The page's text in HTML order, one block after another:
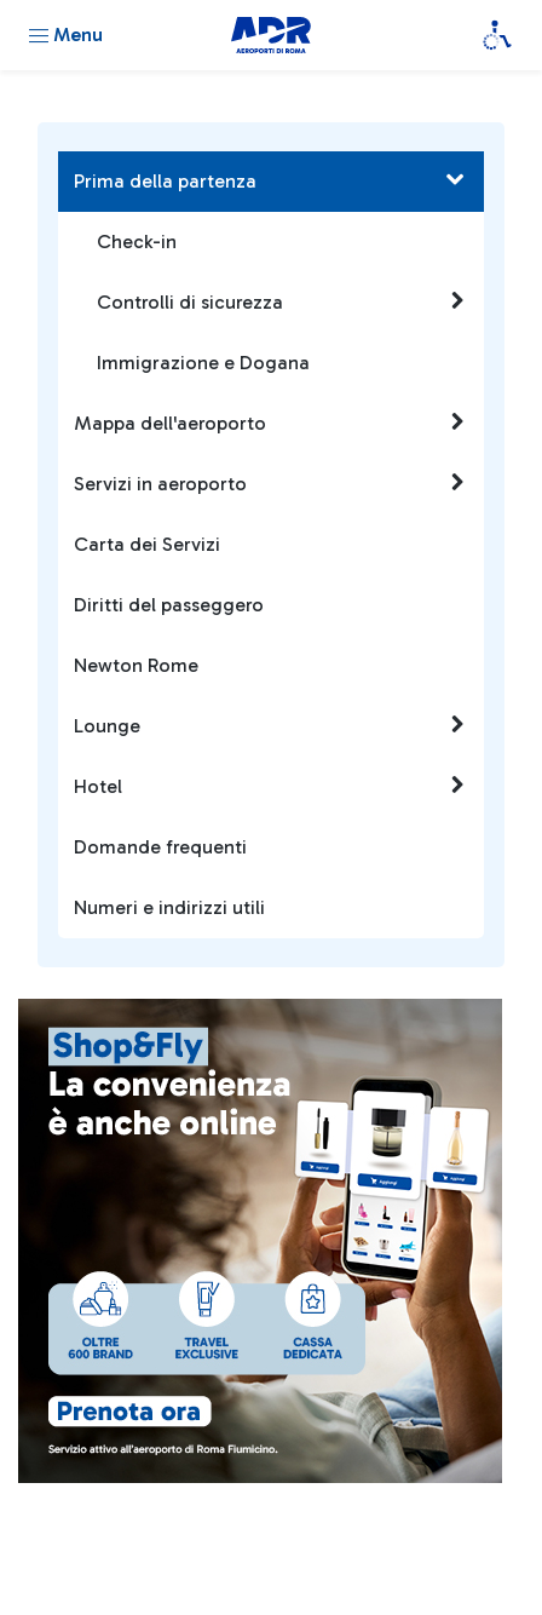
Menu
Prima della partenza
Check-in
Controlli di sicurezza
Immigrazione e Dogana
Mappa dell'aeroporto
Servizi in aeroporto
Carta dei Servizi
Diritti del passeggero
Newton Rome
Lounge
Hotel
Domande frequenti
Numeri e indirizzi utili